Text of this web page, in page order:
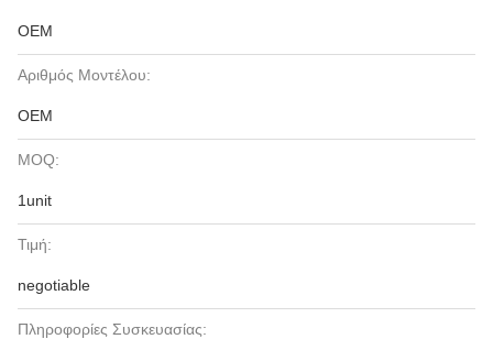
OEM
Αριθμός Μοντέλου:
OEM
MOQ:
1unit
Τιμή:
negotiable
Πληροφορίες Συσκευασίας: